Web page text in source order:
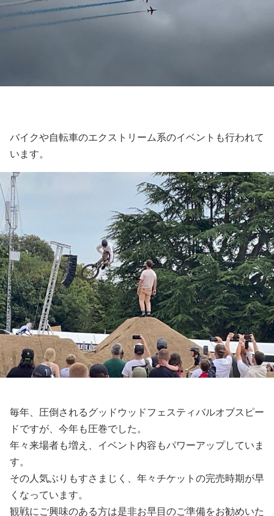
バイクや自転車のエクストリーム系のイベントも行われて
います。
毎年、圧倒されるグッドウッドフェスティバルオブスピー
ドですが、今年も圧巻でした。
年々来場者も増え、イベント内容もパワーアップしていま
す。
その人気ぶりもすさまじく、年々チケットの完売時期が早
くなっています。
観戦にご興味のある方は是非お早目のご準備をお勧めいた